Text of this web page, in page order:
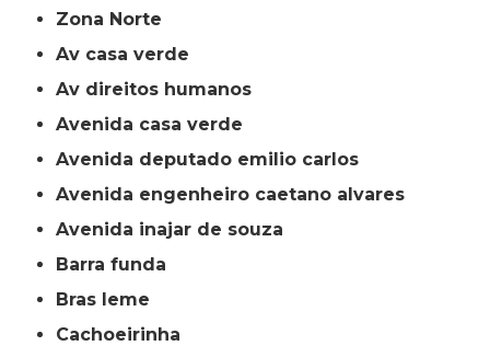
Zona Norte
av casa verde
av direitos humanos
avenida casa verde
avenida deputado emilio carlos
avenida engenheiro caetano alvares
avenida inajar de souza
barra funda
bras leme
cachoeirinha